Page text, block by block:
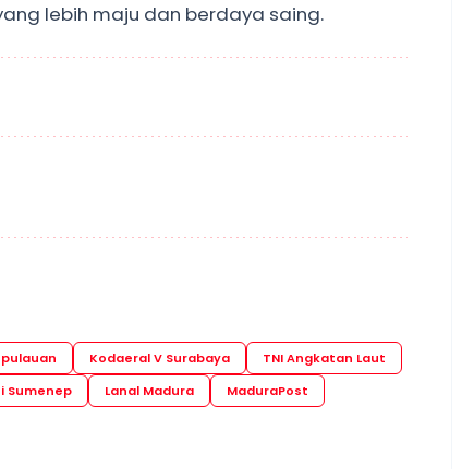
lebih maju dan berdaya saing.
Kodaeral V Surabaya
TNI Angkatan Laut
Sumenep Lanal Madura
MaduraPost